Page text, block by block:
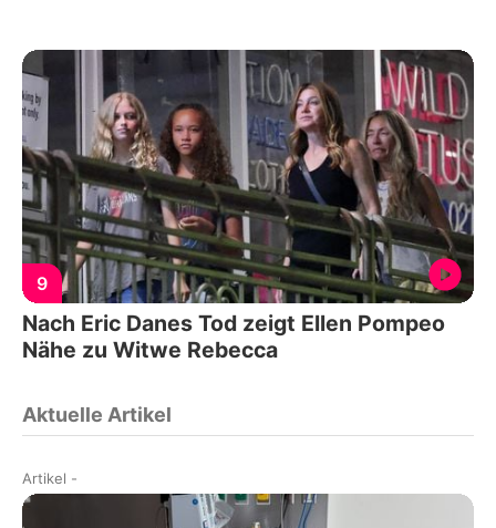
9
Nach Eric Danes Tod zeigt Ellen Pompeo
Nähe zu Witwe Rebecca
Aktuelle Artikel
Artikel -